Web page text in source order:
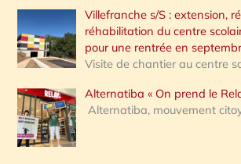
Villefranche s/S : extension,
réhabilitation du centre
pour une rentrée en
Visite de chantier au centre
Alternatiba « On prend le
Alternatiba, mouvement